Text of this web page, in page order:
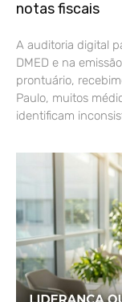
notas fiscais
A auditoria digital
DMED e na
prontuário,
Paulo, muitos
identificam